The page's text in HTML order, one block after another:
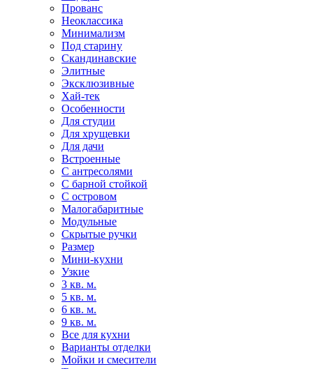
Прованс
Неоклассика
Минимализм
Под старину
Скандинавские
Элитные
Эксклюзивные
Хай-тек
Особенности
Для студии
Для хрущевки
Для дачи
Встроенные
С антресолями
С барной стойкой
С островом
Малогабаритные
Модульные
Скрытые ручки
Размер
Мини-кухни
Узкие
3 кв. м.
5 кв. м.
6 кв. м.
9 кв. м.
Все для кухни
Варианты отделки
Мойки и смесители